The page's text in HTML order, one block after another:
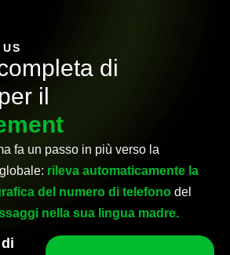
US
omp eta di
per i
ment
fa un passo in più verso la
rileva automaticamente la
del numero di telefono del
nella sua lingua madre.